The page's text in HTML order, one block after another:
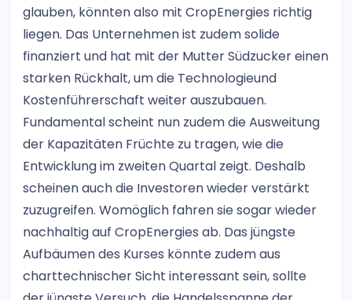
glauben, könnten also mit CropEnergies richtig
liegen. Das Unternehmen ist zudem solide
finanziert und hat mit der Mutter Südzucker einen
starken Rückhalt, um die Technologieund
Kostenführerschaft weiter auszubauen.
Fundamental scheint nun zudem die Ausweitung
der Kapazitäten Früchte zu tragen, wie die
Entwicklung im zweiten Quartal zeigt. Deshalb
scheinen auch die Investoren wieder verstärkt
zuzugreifen. Womöglich fahren sie sogar wieder
nachhaltig auf CropEnergies ab. Das jüngste
Aufbäumen des Kurses könnte zudem aus
charttechnischer Sicht interessant sein, sollte